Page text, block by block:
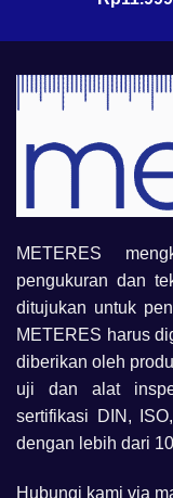
METERES
pengukuran dan
ditujukan untuk
METERES harus
diberikan oleh
uji dan alat
sertifikasi DIN,
dengan lebih dari
Hubungi kami via